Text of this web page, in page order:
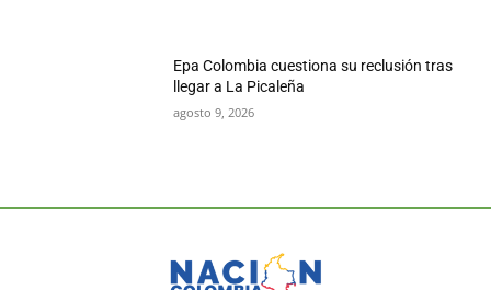
Epa Colombia cuestiona su reclusión tras
llegar a La Picaleña
agosto 9, 2026